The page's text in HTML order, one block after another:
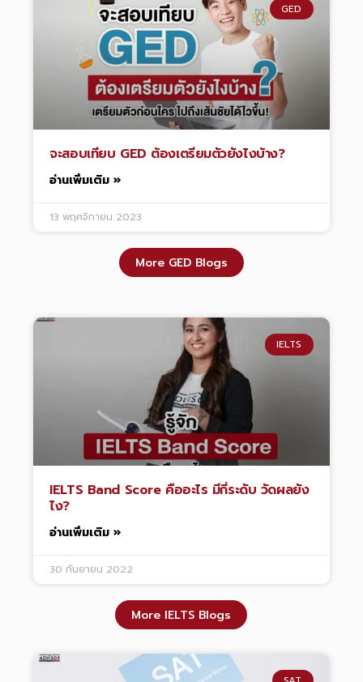
GED
จะสอบเทียบ GED ต้องเตรียมตัวยังไงบ้าง?
อ่านเพิ่มเติม »
13 พฤศจิกายน 2023
More GED Blogs
IELTS
IELTS Band Score คืออะไร มีกี่ระดับ วัดผลยัง
ไง?
อ่านเพิ่มเติม »
30 กันยายน 2022
More IELTS Blogs